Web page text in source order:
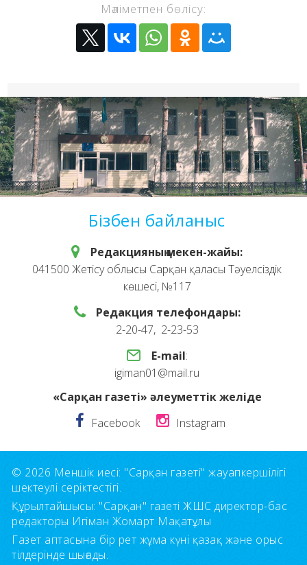
Мәліметпен бөлісу:
Бізбен байланыс
Редакцияның мекен-жайы:
041500 Жетісу облысы Сарқан қаласы Тәуелсіздік
көшесі, №117
Редакция телефондары:
2-20-47, 2-23-53
E-mail:
igiman01@mail.ru
«Сарқан газеті» әлеуметтік желіде
Facebook
Instagram
© 2026 Меншік иесі: "Сарқан газеті" жауапкершілігі
шектеулі серіктестігі.
Құрылтайшысы: "Сарқан" газеті ЖШС директор-бас
редакторы Игіман Жомарт Мақатұлы
Газет аптасына бір рет жұма күні қазақ және орыс
тілдерінде шығады.